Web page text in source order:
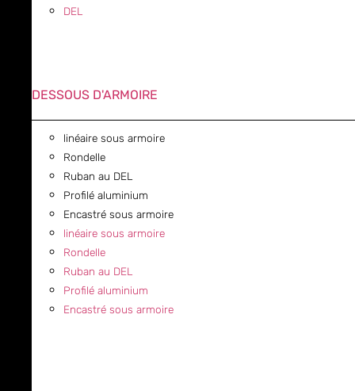
DEL
DESSOUS D'ARMOIRE
linéaire sous armoire
Rondelle
Ruban au DEL
Profilé aluminium
Encastré sous armoire
linéaire sous armoire
Rondelle
Ruban au DEL
Profilé aluminium
Encastré sous armoire